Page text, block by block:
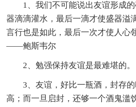
1、我们不可能说出友谊形成
器滴滴灌水，最后一滴才使盛器溢
言行也是如此，最后一次才使人心
——鲍斯韦尔
2、勉强保持友谊是最难堪的
3、友谊，好比一瓶酒，封存
高；而一旦启封，还够一个酒鬼